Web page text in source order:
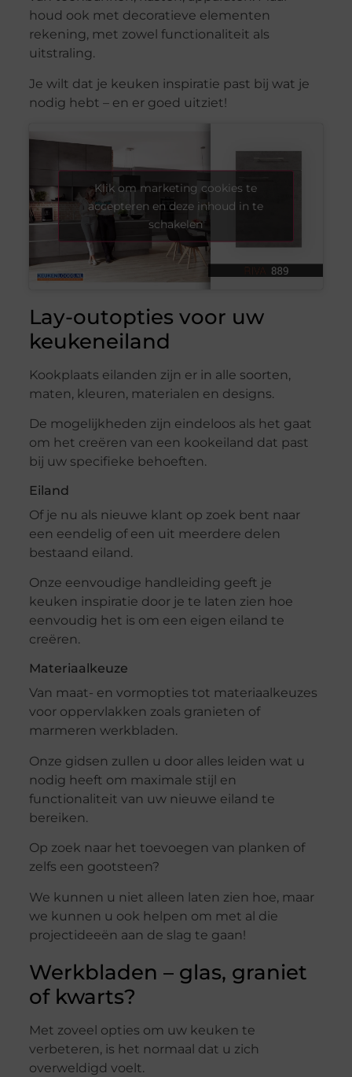
houd ook met decoratieve elementen
rekening, met zowel functionaliteit als
uitstraling.
Je wilt dat je keuken inspiratie past bij wat je
nodig hebt – en er goed uitziet!
Klik om marketing cookies te
accepteren en deze inhoud in te
schakelen
Lay-outopties voor uw
keukeneiland
Kookplaats eilanden zijn er in alle soorten,
maten, kleuren, materialen en designs.
De mogelijkheden zijn eindeloos als het gaat
om het creëren van een kookeiland dat past
bij uw specifieke behoeften.
Eiland
Of je nu als nieuwe klant op zoek bent naar
een eendelig of een uit meerdere delen
bestaand eiland.
Onze eenvoudige handleiding geeft je
keuken inspiratie door je te laten zien hoe
eenvoudig het is om een ​​eigen eiland te
creëren.
Materiaalkeuze
Van maat- en vormopties tot materiaalkeuzes
voor oppervlakken zoals granieten of
marmeren werkbladen.
Onze gidsen zullen u door alles leiden wat u
nodig heeft om maximale stijl en
functionaliteit van uw nieuwe eiland te
bereiken.
Op zoek naar het toevoegen van planken of
zelfs een gootsteen?
We kunnen u niet alleen laten zien hoe, maar
we kunnen u ook helpen om met al die
projectideeën aan de slag te gaan!
Werkbladen – glas, graniet
of kwarts?
Met zoveel opties om uw keuken te
verbeteren, is het normaal dat u zich
overweldigd voelt.